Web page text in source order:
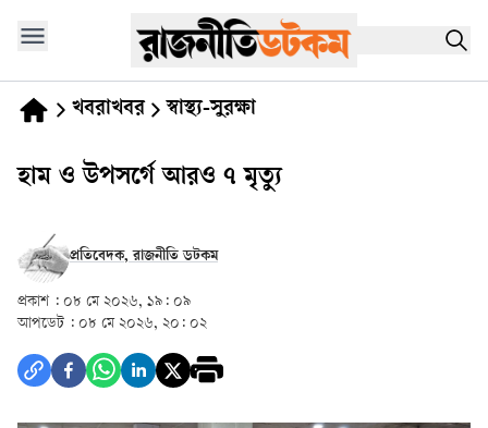
খবরাখবর স্বাস্থ্য-সুরক্ষা
হাম ও উপসর্গে আরও ৭ মৃত্যু
প্রতিবেদক, রাজনীতি ডটকম
প্রকাশ : ০৮ মে ২০২৬, ১৯: ০৯
আপডেট : ০৮ মে ২০২৬, ২০: ০২